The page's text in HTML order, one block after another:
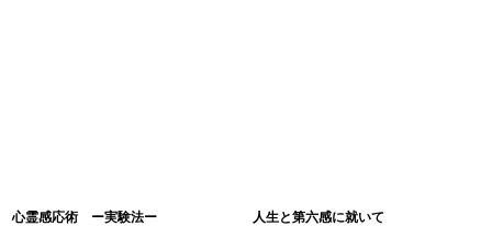
心霊感応術 ー実験法ー
人生と第六感に就いて